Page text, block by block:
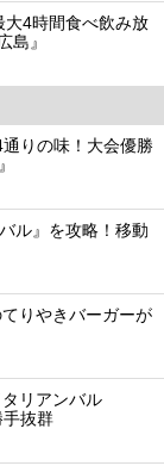
4時間食べ飲み放
島』
りの味！大会優勝
ル』を攻略！移動
りやきバーガーが
リアンバル
手抜群